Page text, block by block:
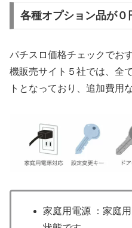
各種オプション品が０
パチスロ価格チェックでお
機販売サイト５社では、全
トとなっており、追加費用
家庭用電源 ：家庭